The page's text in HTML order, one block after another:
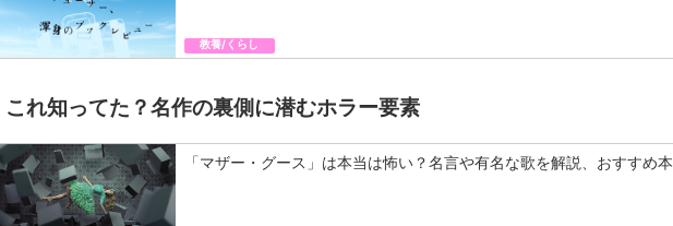
教養/くらし
これ知ってた？名作の裏側に潜むホラー要素
「マザー・グース」は本当は怖い？名言や有名な歌を解説、おすすめ本